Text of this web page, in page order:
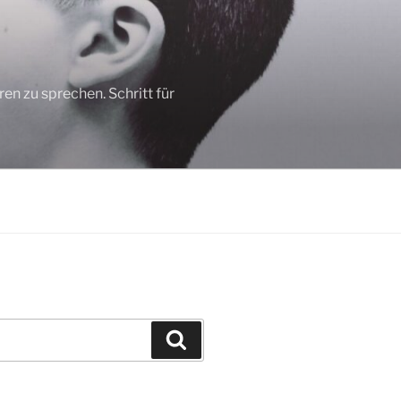
zu sprechen. Schritt für